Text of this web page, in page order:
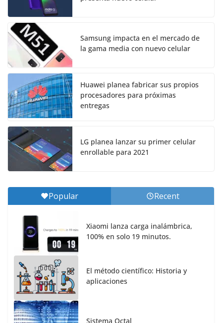
Samsung impacta en el mercado de
la gama media con nuevo celular
Huawei planea fabricar sus propios
procesadores para próximas
entregas
LG planea lanzar su primer celular
enrollable para 2021
Popular Recent
Xiaomi lanza carga inalámbrica,
100% en solo 19 minutos.
El método científico: Historia y
aplicaciones
Sistema Octal